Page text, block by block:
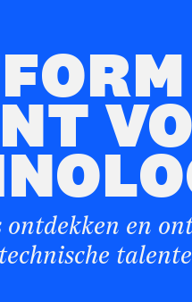
ontdekken en